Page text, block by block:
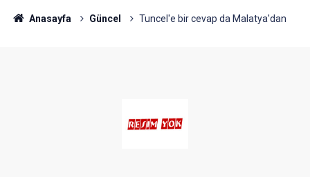
Anasayfa Güncel Tuncel'e bir cevap da Malatya'dan